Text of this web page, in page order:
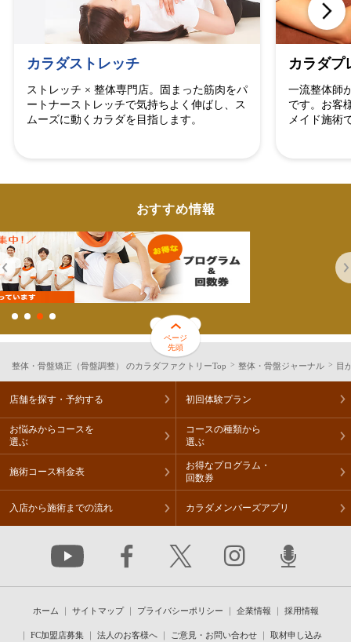
カラダストレッチ
ストレッチ × 整体専門店。固まった筋肉をパ
ートナーストレッチで気持ちよく伸ばし、ス
ムーズに動くカラダを目指します。
カラダプ
一流整体師
です。お客
メイド施術
おすすめ情報
ページ
先頭
整体・骨盤矯正（骨盤調整） のカラダファクトリーTop 整体・骨盤ジャーナル 目
店舗を探す・予約する 初回体験プラン
お悩みからコースを
選ぶ
コースの種類から
選ぶ
施術コース料金表
お得なプログラム・
回数券
入店から施術までの流れ カラダメンバーズアプリ
ホーム サイトマップ プライバシーポリシー 企業情報 採用情報
FC加盟店募集 法人のお客様へ ご意見・お問い合わせ 取材申し込み